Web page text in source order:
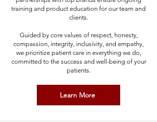
training and product education for our team and
clients.
Guided by core values of respect, honesty,
compassion, integrity, inclusivity, and empathy,
we prioritize patient care in everything we do,
committed to the success and well-being of your
patients.
Learn More